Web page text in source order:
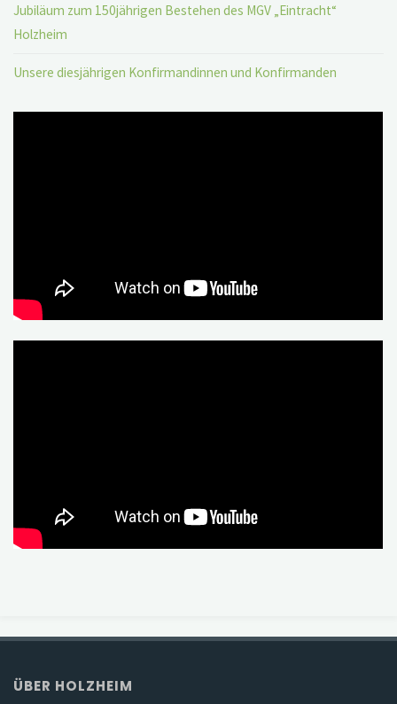
Jubiläum zum 150jährigen Bestehen des MGV „Eintracht“
Holzheim
Unsere diesjährigen Konfirmandinnen und Konfirmanden
ÜBER HOLZHEIM